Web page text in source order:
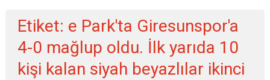
Etiket: e Park'ta Giresunspor'a
4-0 mağlup oldu. İlk yarıda 10
kişi kalan siyah beyazlılar ikinci